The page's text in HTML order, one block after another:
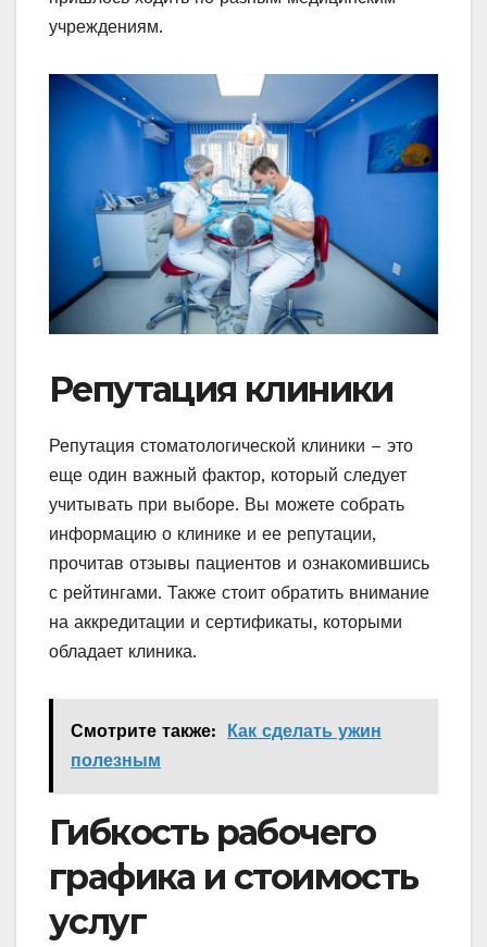
учреждениям.
Репутация клиники
Репутация стоматологической клиники – это
еще один важный фактор, который следует
учитывать при выборе. Вы можете собрать
информацию о клинике и ее репутации,
прочитав отзывы пациентов и ознакомившись
с рейтингами. Также стоит обратить внимание
на аккредитации и сертификаты, которыми
обладает клиника.
Смотрите также:
Как сделать ужин
полезным
Гибкость рабочего
графика и стоимость
услуг